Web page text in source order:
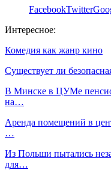
FacebookTwitter
Интересное:
Комедия как жанр кино
Существует ли
В Минске в ЦУМе
на…
Аренда помещений в
…
Из Польши пытались
для…